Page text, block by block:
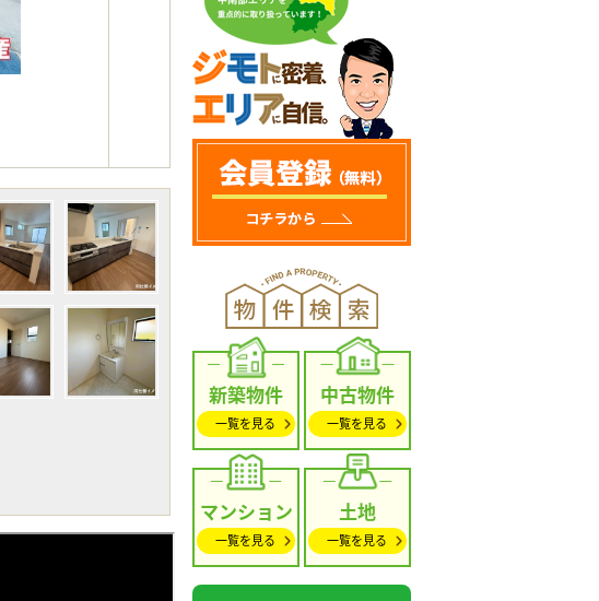
新築物件
一覧を見る
中古物件
一覧を見る
マンション
一覧を見る
土地
一覧を見る